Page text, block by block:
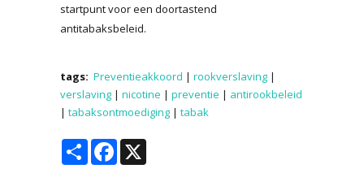
startpunt voor een doortastend
antitabaksbeleid.
tags: Preventieakkoord | rookverslaving |
verslaving | nicotine | preventie | antirookbeleid
| tabaksontmoediging | tabak
Share Facebook